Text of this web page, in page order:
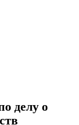
делу о